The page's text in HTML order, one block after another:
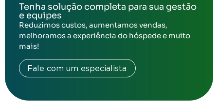
Tenha solução completa para sua gestão
e equipes
Reduzimos custos, aumentamos vendas,
melhoramos a experiência do hóspede e muito
mais!
Fale com um especialista